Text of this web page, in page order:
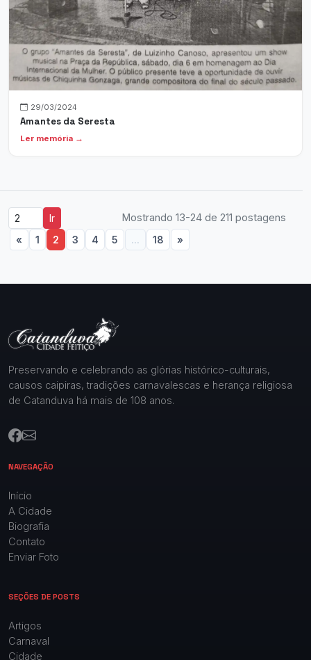
29/03/2024
Amantes da Seresta
Ler memória →
Ir Mostrando 13-24 de 211 postagens
« 1 2 3 4 5 ... 18 »
Preservando e celebrando as glórias histórico-culturais,
causos caipiras, tradições carnavalescas e herança religiosa
de Catanduva há mais de 108 anos.
NAVEGAÇÃO
Início
A Cidade
Biografia
Contato
Enviar Foto
SEÇÕES DE POSTS
Artigos
Carnaval
Cidade